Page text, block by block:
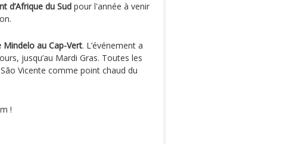
d’Afrique du Sud pour l'année à venir
Mindelo au Cap-Vert. L’événement a
jusqu’au Mardi Gras. Toutes les
Vicente comme point chaud du
!